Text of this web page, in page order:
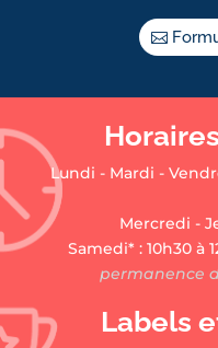
Lundi - Mardi -
Mercredi -
Samedi* : 10h30 à
permanence
Labels